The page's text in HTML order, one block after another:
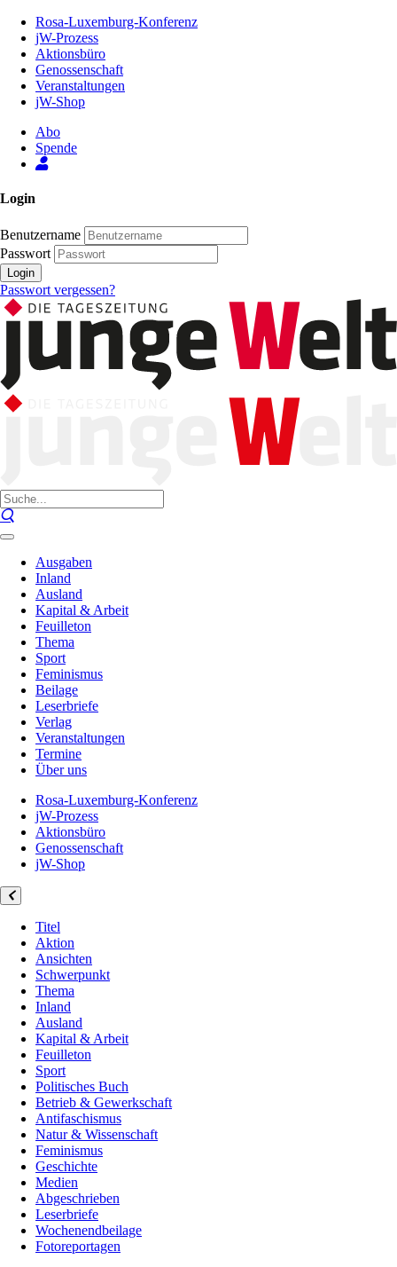
Inhalt
Seite
Rosa-Luxemburg-Konferenz
jW-Prozess
Aktionsbüro
Genossenschaft
Veranstaltungen
jW-Shop
Abo
Spende
Login
Benutzername
Passwort
Login
Passwort vergessen?
Ausgaben
Inland
Ausland
Kapital & Arbeit
Feuilleton
Thema
Sport
Feminismus
Beilage
Leserbriefe
Verlag
Veranstaltungen
Termine
Über uns
Rosa-Luxemburg-Konferenz
jW-Prozess
Aktionsbüro
Genossenschaft
jW-Shop
Titel
Aktion
Ansichten
Schwerpunkt
Thema
Inland
Ausland
Kapital & Arbeit
Feuilleton
Sport
Politisches Buch
Betrieb & Gewerkschaft
Antifaschismus
Natur & Wissenschaft
Feminismus
Geschichte
Medien
Abgeschrieben
Leserbriefe
Wochenendbeilage
Fotoreportagen